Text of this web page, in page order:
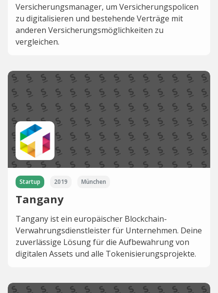
Versicherungsmanager, um Versicherungspolicen
zu digitalisieren und bestehende Verträge mit
anderen Versicherungsmöglichkeiten zu
vergleichen.
Startup 2019 München
Tangany
Tangany ist ein europäischer Blockchain-
Verwahrungsdienstleister für Unternehmen. Deine
zuverlässige Lösung für die Aufbewahrung von
digitalen Assets und alle Tokenisierungsprojekte.